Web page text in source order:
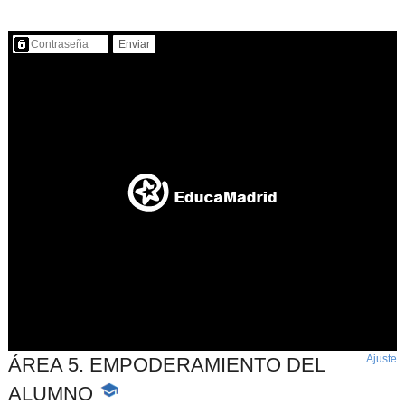
Contenido protegido…
ÁREA 5. EMPODERAMIENTO DEL
ALUMNO
-
Ajuste